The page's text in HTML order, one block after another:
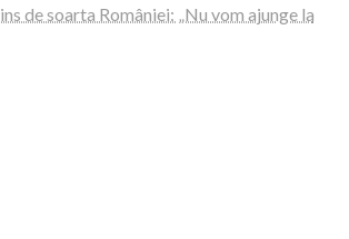
de soarta României: „Nu vom ajunge la